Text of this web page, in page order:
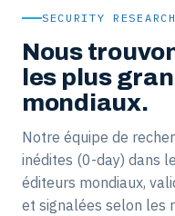
SECURITY RESEARCH
Nous
les plus
mondiaux.
Notre équipe de
inédites (0-day) dans
éditeurs mondiaux,
et signalées selon les